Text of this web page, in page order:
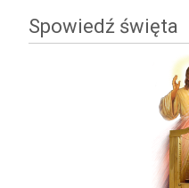
Spowiedź święta